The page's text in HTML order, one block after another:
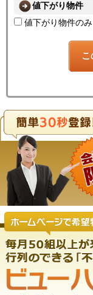
値下がり物件
値下がり物件のみ